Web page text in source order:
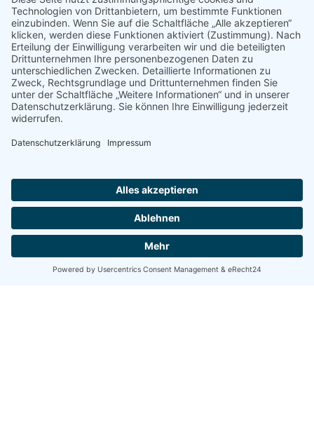
© 2022 - 2026 Dr. Christina Baum. Alle Rechte vorbehalten.